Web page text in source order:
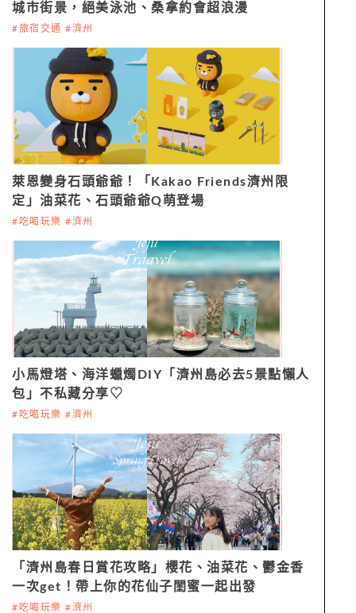
城市街景，絕美泳池、桑拿約會超浪漫
#旅宿交通 #濟州
萊恩變身石頭爺爺！「Kakao Friends濟州限
定」油菜花、石頭爺爺Q萌登場
#吃喝玩樂 #濟州
小馬燈塔、海洋蠟燭DIY「濟州島必去5景點懶人
包」不私藏分享♡
#吃喝玩樂 #濟州
「濟州島春日賞花攻略」櫻花、油菜花、鬱金香
一次get！帶上你的花仙子閨蜜一起出發
#吃喝玩樂 #濟州